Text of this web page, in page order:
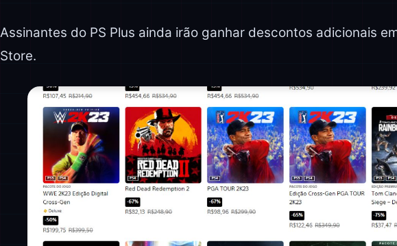
Assinantes do PS Plus ainda irão ganhar descontos adicionais
Store.